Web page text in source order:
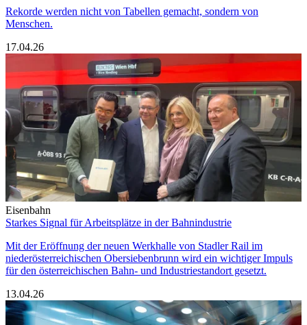
Rekorde werden nicht von Tabellen gemacht, sondern von
Menschen.
17.04.26
Eisenbahn
Starkes Signal für Arbeitsplätze in der Bahnindustrie
Mit der Eröffnung der neuen Werkhalle von Stadler Rail im
niederösterreichischen Obersiebenbrunn wird ein wichtiger Impuls
für den österreichischen Bahn‑ und Industriestandort gesetzt.
13.04.26